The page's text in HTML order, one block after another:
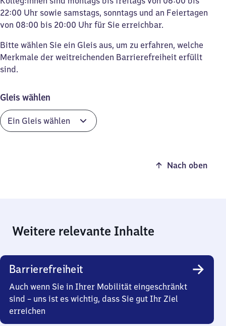
22:00 Uhr sowie samstags, sonntags und an Feiertagen
von 08:00 bis 20:00 Uhr für Sie erreichbar.
Bitte wählen Sie ein Gleis aus, um zu erfahren, welche
Merkmale der weitreichenden Barrierefreiheit erfüllt
sind.
Gleis wählen
Nach oben
Weitere relevante Inhalte
Barrierefreiheit
Auch wenn Sie in Ihrer Mobilität eingeschränkt
sind – uns ist es wichtig, dass Sie gut Ihr Ziel
erreichen